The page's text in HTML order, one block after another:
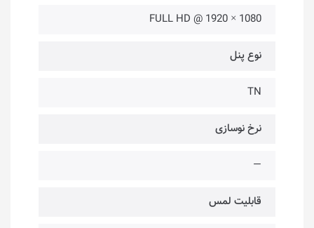
1080 × 1920 @ FULL HD
نوع پنل
TN
نرخ نوسازی
—
قابلیت لمس